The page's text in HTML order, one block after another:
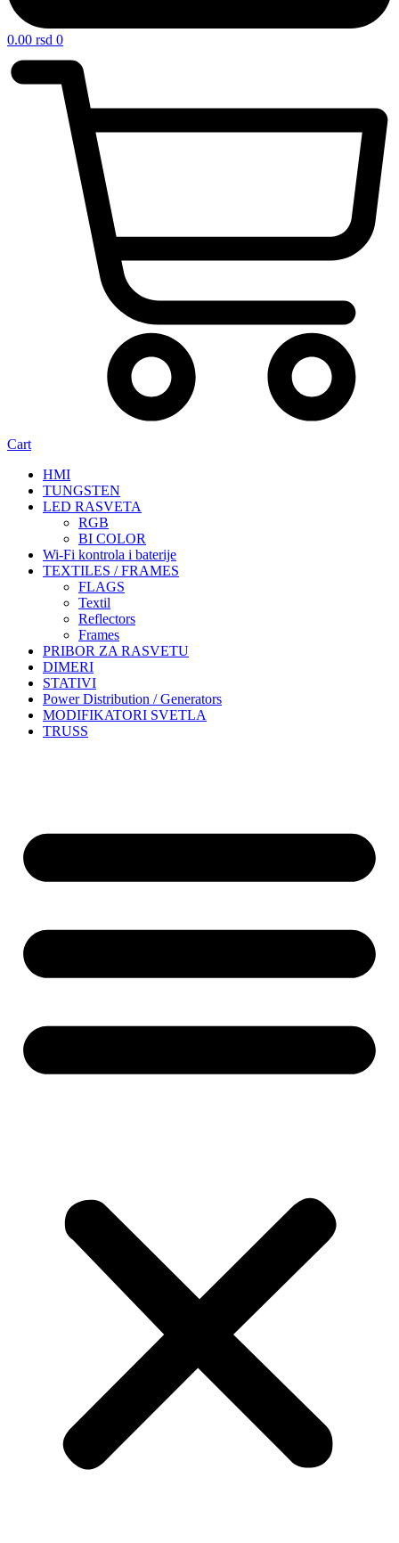
0.00 rsd 0
Cart
HMI
TUNGSTEN
LED RASVETA
RGB
BI COLOR
Wi-Fi kontrola i baterije
TEXTILES / FRAMES
FLAGS
Textil
Reflectors
Frames
PRIBOR ZA RASVETU
DIMERI
STATIVI
Power Distribution / Generators
MODIFIKATORI SVETLA
TRUSS